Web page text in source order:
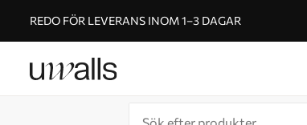
REDO FÖR LEVERANS INOM 1–3 DAGAR